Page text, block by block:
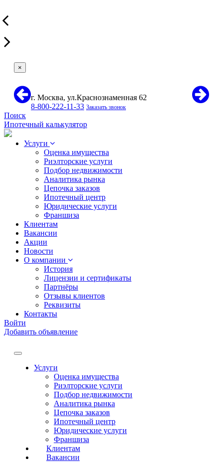
×
г. Москва, ул.Краснознаменная 62
8-800-222-11-33 Заказать звонок
Поиск
Ипотечный калькулятор
Услуги
Оценка имущества
Риэлторские услуги
Подбор недвижимости
Аналитика рынка
Цепочка заказов
Ипотечный центр
Юридические услуги
Франшиза
Клиентам
Вакансии
Акции
Новости
О компании
История
Лицензии и сертификаты
Партнёры
Отзывы клиентов
Реквизиты
Контакты
Войти
Добавить объявление
Услуги
Оценка имущества
Риэлторские услуги
Подбор недвижимости
Аналитика рынка
Цепочка заказов
Ипотечный центр
Юридические услуги
Франшиза
Клиентам
Вакансии